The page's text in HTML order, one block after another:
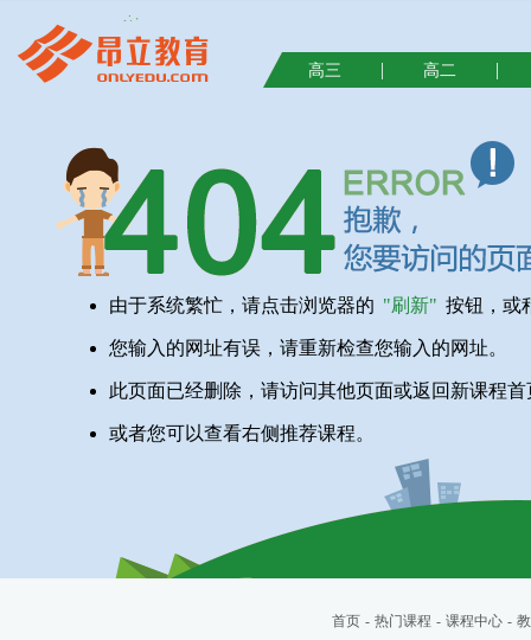
高三 | 高二 |
由于系统繁忙，请点击浏览器的 "刷新" 按钮，或
您输入的网址有误，请重新检查您输入的网址。
此页面已经删除，请访问其他页面或返回新课程首
或者您可以查看右侧推荐课程。
首页 - 热门课程 - 课程中心 -